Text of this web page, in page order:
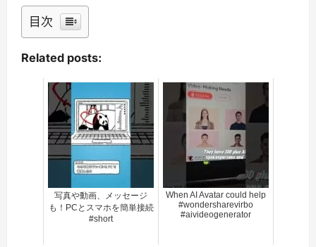
目次
Related posts:
写真や動画、メッセージ
も！PCとスマホを簡単接続
#short
When AI Avatar could help
#wondersharevirbo
#aivideogenerator